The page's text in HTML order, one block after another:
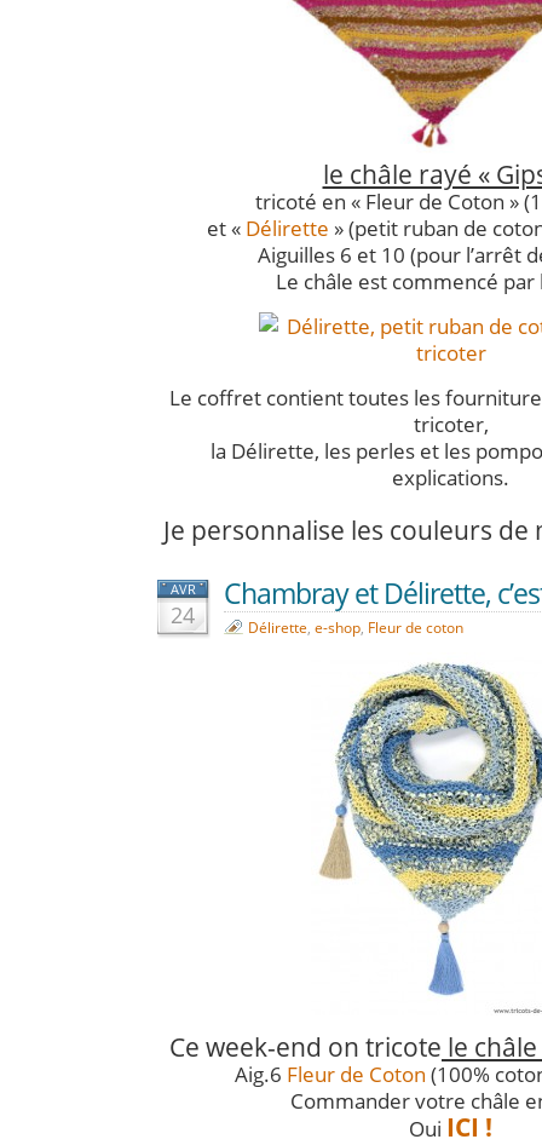
le châle rayé «
tricoté en « Fleur de Coton »
et « Délirette » (petit ruban de
Aiguilles 6 et 10 (pour l’arrêt
Le châle est commencé par
Le coffret contient toutes les
tricoter,
la Délirette, les perles et les
explications.
Je personnalise les couleurs
AVR
24
Chambray et Délirette,
Délirette, e-shop, Fleur de coton
Ce week-end on tricote le
Aig.6 Fleur de Coton (100%
Commander votre châle
Oui ICI !